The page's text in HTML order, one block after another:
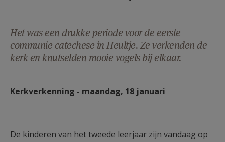
AANMELDEN OF REGISTREREN
Het was een drukke periode voor de eerste
communie catechese in Heultje. Ze verkenden de
kerk en knutselden mooie vogels bij elkaar.
Kerkverkenning - maandag, 18 januari
De kinderen van het tweede leerjaar zijn vandaag op